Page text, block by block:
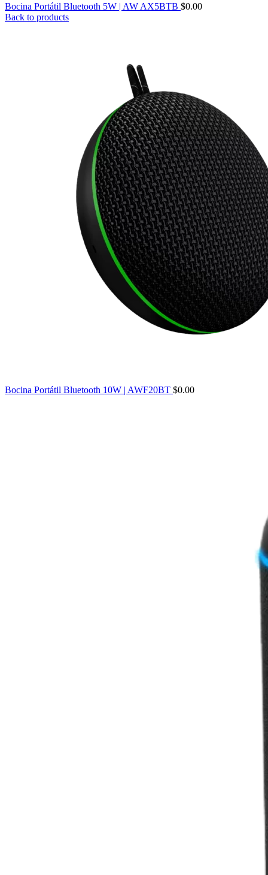
Bocina Portátil Bluetooth 5W | AW AX5BTB $0.00
Back to products
Bocina Portátil Bluetooth 10W | AWF20BT $0.00